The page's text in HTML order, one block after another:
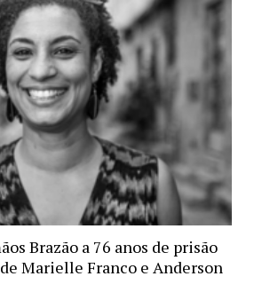
Brazão a 76 anos de prisão
Marielle Franco e Anderson